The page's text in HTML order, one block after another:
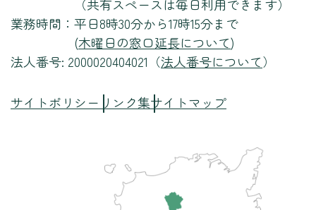
（共有スペースは毎日利用できます）
業務時間： 平日8時30分から17時15分まで
(木曜日の窓口延長について)
法人番号: 2000020404021（法人番号について）
サイトポリシー リンク集サイトマップ